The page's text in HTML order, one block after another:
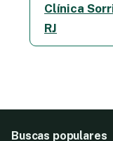
Clínica
RJ
Buscas populares